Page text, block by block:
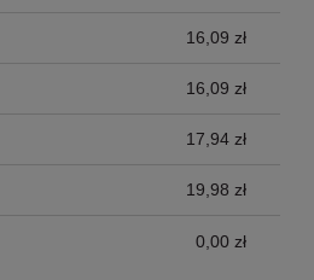
16,09 zł
16,09 zł
17,94 zł
19,98 zł
0,00 zł